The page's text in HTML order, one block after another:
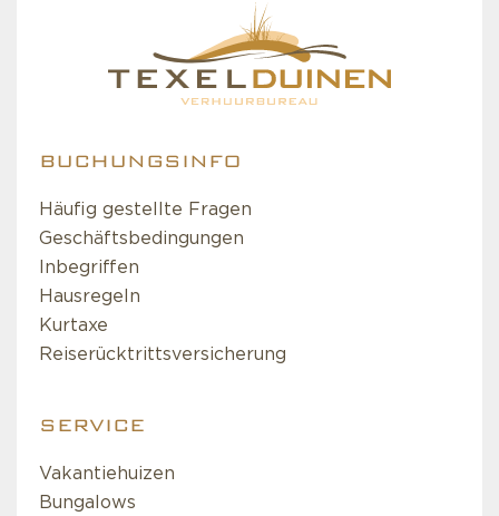
BUCHUNGSINFO
Häufig gestellte Fragen
Geschäftsbedingungen
Inbegriffen
Hausregeln
Kurtaxe
Reiserücktrittsversicherung
SERVICE
Vakantiehuizen
Bungalows